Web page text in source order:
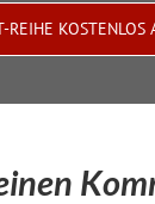
REIHE KOSTENLOS